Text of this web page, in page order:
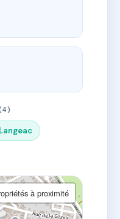
Langeac
à proximité